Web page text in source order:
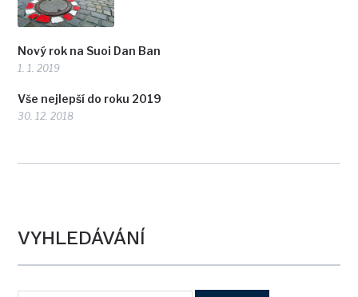
Nový rok na Suoi Dan Ban
1. 1. 2019
Vše nejlepší do roku 2019
30. 12. 2018
VYHLEDÁVÁNÍ